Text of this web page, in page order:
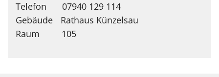
Telefon
07940 129 114
Rathaus Künzelsau
105